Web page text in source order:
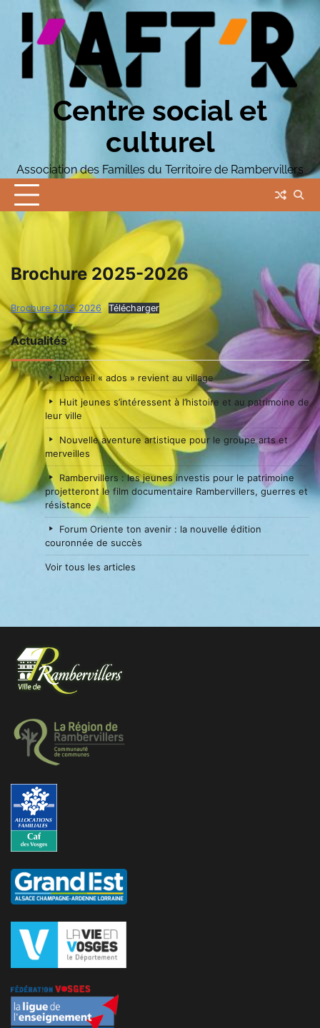
content
Centre social et
culturel
Association des Familles du Territoire de Rambervillers
Brochure 2025-2026
Brochure 2025 2026 Télécharger
Actualités
L’accueil « ados » revient au village
Huit jeunes s’intéressent à l’histoire et au patrimoine de
leur ville
Nouvelle aventure artistique pour le groupe arts et
merveilles
Rambervillers : les jeunes investis pour le patrimoine
projetteront le film documentaire Rambervillers, guerres et
résistance
Forum Oriente ton avenir : la nouvelle édition
couronnée de succès
Voir tous les articles